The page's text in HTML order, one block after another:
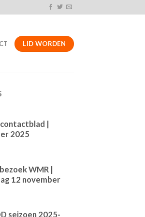
LID WORDEN
|
2025
WMR |
12 november
seizoen 2025-